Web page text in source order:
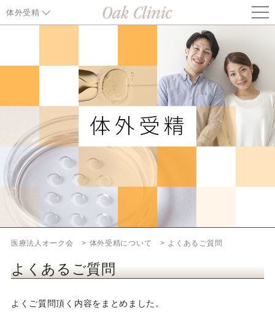
体外受精
体外受精について
体外受精の料金について
特殊技術・検査
体外受精のプロトコール
不妊の原因と治療
遺伝子検査
患者様へ
医療法人オーク会 体外受精について よくあるご質問
よくあるご質問
よくご質問頂く内容をまとめました。